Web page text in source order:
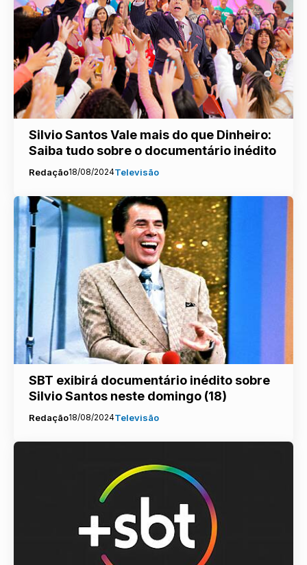
Silvio Santos Vale mais do que Dinheiro:
Saiba tudo sobre o documentário inédito
Redação18/08/2024Televisão
SBT exibirá documentário inédito sobre
Silvio Santos neste domingo (18)
Redação18/08/2024Televisão